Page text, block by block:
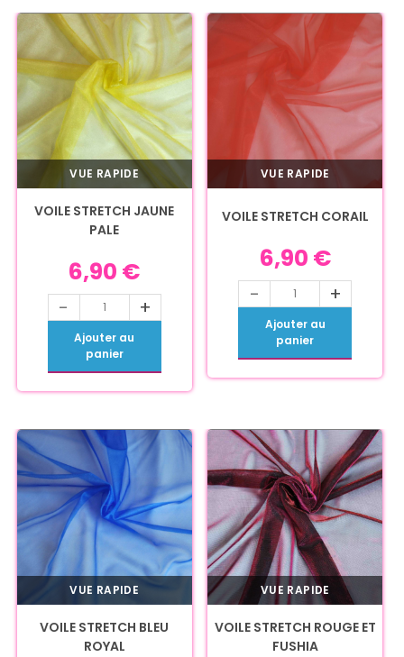
VUE RAPIDE
VOILE STRETCH JAUNE
PALE
6,90 €
- +
Ajouter au
panier
VUE RAPIDE
VOILE STRETCH CORAIL
6,90 €
- +
Ajouter au
panier
VUE RAPIDE
VOILE STRETCH BLEU
ROYAL
VUE RAPIDE
VOILE STRETCH ROUGE ET
FUSHIA